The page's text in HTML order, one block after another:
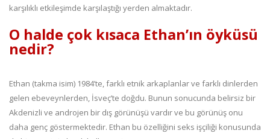
karşılıklı etkileşimde karşılaştığı yerden almaktadır.
O halde çok kısaca Ethan’ın öyküsü
nedir?
Ethan (takma isim) 1984’te, farklı etnik arkaplanlar ve farklı dinlerden
gelen ebeveynlerden, İsveç’te doğdu. Bunun sonucunda belirsiz bir
Akdenizli ve androjen bir dış görünüşü vardır ve bu görünüş onu
daha genç göstermektedir. Ethan bu özelliğini seks işçiliği konusunda